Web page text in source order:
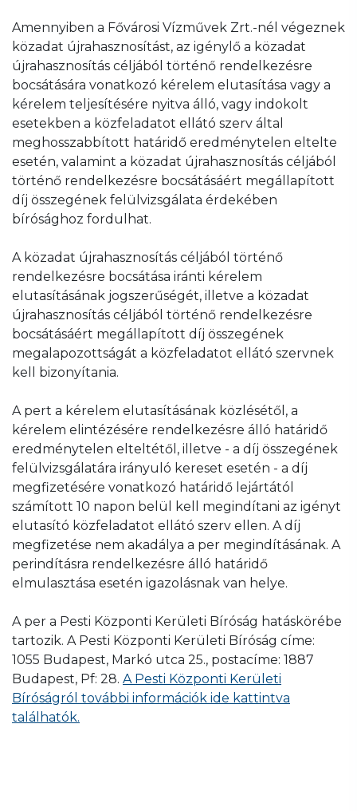
Amennyiben a Fővárosi Vízművek Zrt.-nél végeznek
közadat újrahasznosítást, az igénylő a közadat
újrahasznosítás céljából történő rendelkezésre
bocsátására vonatkozó kérelem elutasítása vagy a
kérelem teljesítésére nyitva álló, vagy indokolt
esetekben a közfeladatot ellátó szerv által
meghosszabbított határidő eredménytelen eltelte
esetén, valamint a közadat újrahasznosítás céljából
történő rendelkezésre bocsátásáért megállapított
díj összegének felülvizsgálata érdekében
bírósághoz fordulhat.
A közadat újrahasznosítás céljából történő
rendelkezésre bocsátása iránti kérelem
elutasításának jogszerűségét, illetve a közadat
újrahasznosítás céljából történő rendelkezésre
bocsátásáért megállapított díj összegének
megalapozottságát a közfeladatot ellátó szervnek
kell bizonyítania.
A pert a kérelem elutasításának közlésétől, a
kérelem elintézésére rendelkezésre álló határidő
eredménytelen elteltétől, illetve - a díj összegének
felülvizsgálatára irányuló kereset esetén - a díj
megfizetésére vonatkozó határidő lejártától
számított 10 napon belül kell megindítani az igényt
elutasító közfeladatot ellátó szerv ellen. A díj
megfizetése nem akadálya a per megindításának. A
perindításra rendelkezésre álló határidő
elmulasztása esetén igazolásnak van helye.
A per a Pesti Központi Kerületi Bíróság hatáskörébe
tartozik. A Pesti Központi Kerületi Bíróság címe:
1055 Budapest, Markó utca 25., postacíme: 1887
Budapest, Pf: 28. A Pesti Központi Kerületi
Bíróságról további információk ide kattintva
találhatók.